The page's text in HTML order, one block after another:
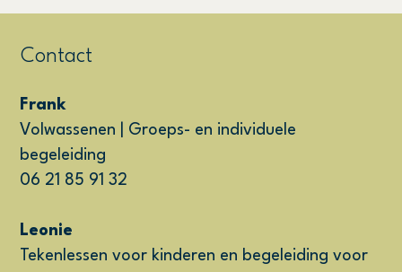
Contact
Frank
Volwassenen | Groeps- en individuele
begeleiding
06 21 85 91 32
Leonie
Tekenlessen voor kinderen en begeleiding voor